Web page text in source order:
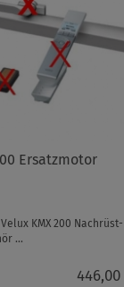
Ersatzmotor
KMX 200 Nachrüst-
...